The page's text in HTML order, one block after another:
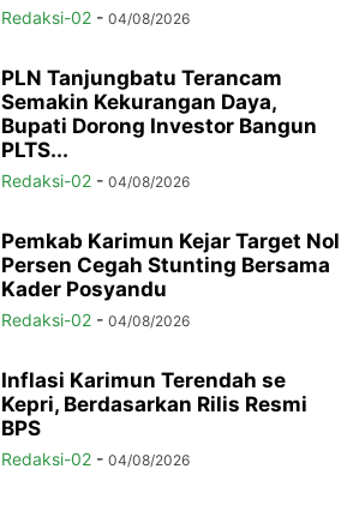
Redaksi-02 - 04/08/2026
PLN Tanjungbatu Terancam
Semakin Kekurangan Daya,
Bupati Dorong Investor Bangun
PLTS...
Redaksi-02 - 04/08/2026
Pemkab Karimun Kejar Target Nol
Persen Cegah Stunting Bersama
Kader Posyandu
Redaksi-02 - 04/08/2026
Inflasi Karimun Terendah se
Kepri, Berdasarkan Rilis Resmi
BPS
Redaksi-02 - 04/08/2026